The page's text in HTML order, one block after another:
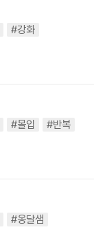
#강화
#몰입
#반복
#옹달샘